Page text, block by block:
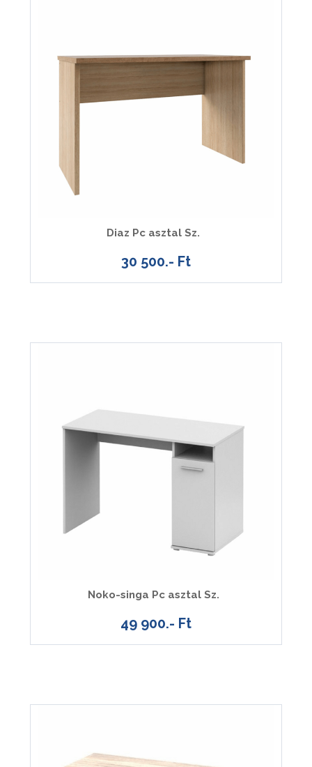
Diaz Pc asztal Sz.
30 500.- Ft
Noko-singa Pc asztal Sz.
49 900.- Ft